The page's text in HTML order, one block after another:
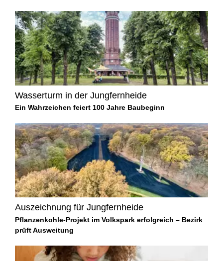
Wasserturm in der Jungfernheide
Ein Wahrzeichen feiert 100 Jahre Baubeginn
Auszeichnung für Jungfernheide
Pflanzenkohle-Projekt im Volkspark erfolgreich – Bezirk
prüft Ausweitung